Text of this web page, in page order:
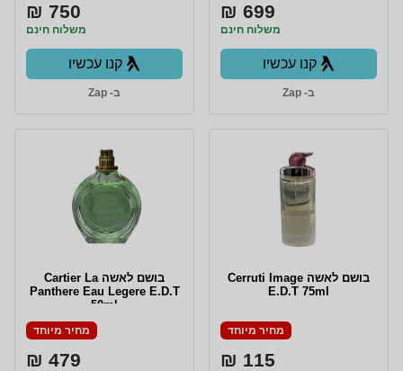
699 ₪
משלוח חינם
קנו עכשיו
ב- Zap
750 ₪
משלוח חינם
קנו עכשיו
ב- Zap
בושם לאשה Cerruti Image
E.D.T 75ml
מחיר מיוחד
115 ₪
בושם לאשה Cartier La
Panthere Eau Legere E.D.T
50ml
מחיר מיוחד
479 ₪